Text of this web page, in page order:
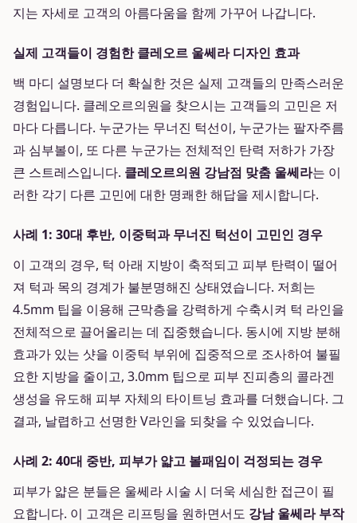
지는 자세로 고객의 아름다움을 함께 가꾸어 나갑니다.
실제 고객들이 경험한 클레오르 울쎄라 디자인 효과
백 마디 설명보다 더 확실한 것은 실제 고객들의 만족스러운
경험입니다. 클레오르의원을 찾으시는 고객들의 고민은 저
마다 다릅니다. 누군가는 무너진 턱선이, 누군가는 팔자주름
과 심부볼이, 또 다른 누군가는 전체적인 탄력 저하가 가장
큰 스트레스입니다. 클레오르의원 강남점 맞춤 울쎄라는 이
러한 각기 다른 고민에 대한 명쾌한 해답을 제시합니다.
사례 1: 30대 후반, 이중턱과 무너진 턱선이 고민인 경우
이 고객의 경우, 턱 아래 지방이 축적되고 피부 탄력이 떨어
져 턱과 목의 경계가 불분명해진 상태였습니다. 저희는
4.5mm 팁을 이용해 근막층을 강력하게 수축시켜 턱 라인을
전체적으로 끌어올리는 데 집중했습니다. 동시에 지방 분해
효과가 있는 샷을 이중턱 부위에 집중적으로 조사하여 불필
요한 지방을 줄이고, 3.0mm 팁으로 피부 진피층의 콜라겐
생성을 유도해 피부 자체의 타이트닝 효과를 더했습니다. 그
결과, 날렵하고 선명한 V라인을 되찾을 수 있었습니다.
사례 2: 40대 중반, 피부가 얇고 볼패임이 걱정되는 경우
피부가 얇은 분들은 울쎄라 시술 시 더욱 세심한 접근이 필
요합니다. 이 고객은 리프팅을 원하면서도 강남 울쎄라 부작